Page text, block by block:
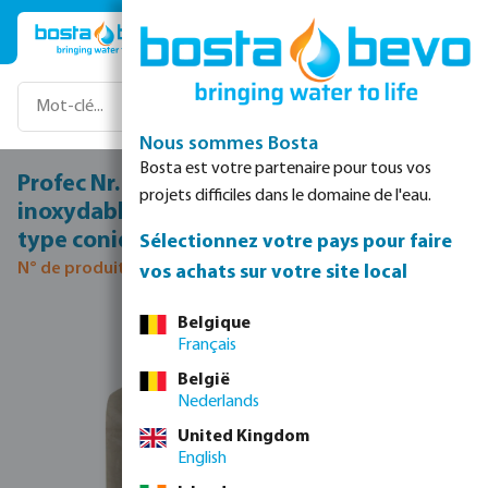
Passer au contenu principal
Profec Nr. 340 Raccord union acier
inoxydable 316 1/2" filetage femelle 16bar
type conique
N° de produit 0080193
Ignorer la galerie d'images
Nous sommes Bosta
Bosta est votre partenaire pour tous vos
projets difficiles dans le domaine de l'eau.
Sélectionnez votre pays pour faire
vos achats sur votre site local
Belgique
Français
België
Nederlands
United Kingdom
English